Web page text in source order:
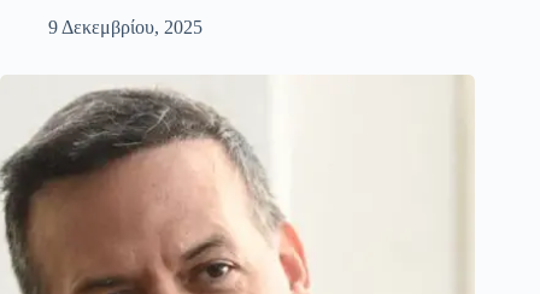
9 Δεκεμβρίου, 2025